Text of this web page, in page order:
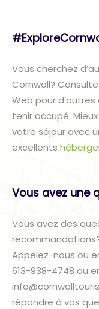
Vous cherchez
Cornwall?
Web pour
tenir occupé.
votre séjour avec
excellents
Vous avez une
Vous avez des
Appelez-nous ou
613-938-4748 ou
répondre à vos